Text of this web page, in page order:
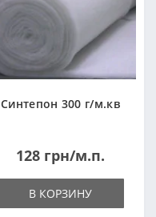
Синтепон 300 г/м.кв
128 грн/м.п.
В КОРЗИНУ